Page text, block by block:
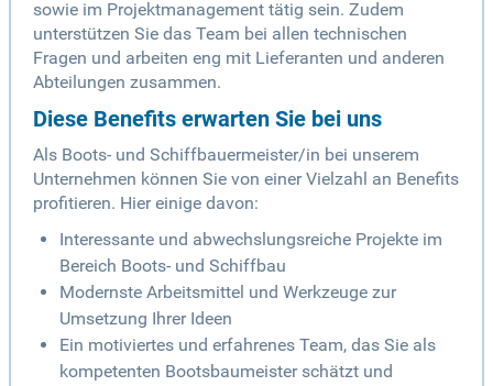
sowie im Projektmanagement tätig sein. Zudem
unterstützen Sie das Team bei allen technischen
Fragen und arbeiten eng mit Lieferanten und anderen
Abteilungen zusammen.
Diese Benefits erwarten Sie bei uns
Als Boots- und Schiffbauermeister/in bei unserem
Unternehmen können Sie von einer Vielzahl an Benefits
profitieren. Hier einige davon:
Interessante und abwechslungsreiche Projekte im
Bereich Boots- und Schiffbau
Modernste Arbeitsmittel und Werkzeuge zur
Umsetzung Ihrer Ideen
Ein motiviertes und erfahrenes Team, das Sie als
kompetenten Bootsbaumeister schätzt und